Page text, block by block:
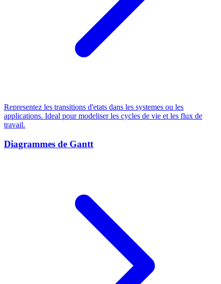
Representez les transitions d'etats dans les systemes ou les
applications. Ideal pour modeliser les cycles de vie et les flux de
travail.
Diagrammes de Gantt